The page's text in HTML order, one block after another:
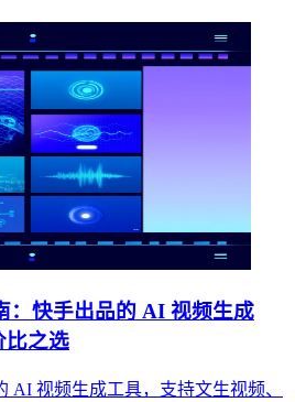
：快手出品的 AI 视频生成
比之选
AI 视频生成工具，支持文生视频、